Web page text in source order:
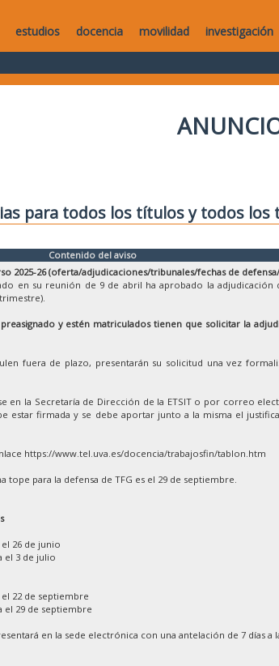
estudios docencia movilidad investigación
para todos los títulos y todos los
Contenido del aviso
2025-26 (oferta/adjudicaciones/tribunales/fechas de
en su reunión de 9 de abril ha aprobado la adjudicación
preasignado y estén matriculados tienen que solicitar la
fuera de plazo, presentarán su solicitud una vez
en la Secretaría de Dirección de la ETSIT o por correo
estar firmada y se debe aportar junto a la misma el
https://www.tel.uva.es/docencia/trabajosfin/tablon.htm
tope para la defensa de TFG es el 29 de septiembre.
26 de junio
el 3 de julio
22 de septiembre
el 29 de septiembre
en la sede electrónica con una antelación de 7 días a